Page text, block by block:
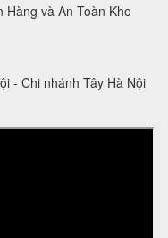
Hàng và An Toàn Kho
- Chi nhánh Tây Hà Nội